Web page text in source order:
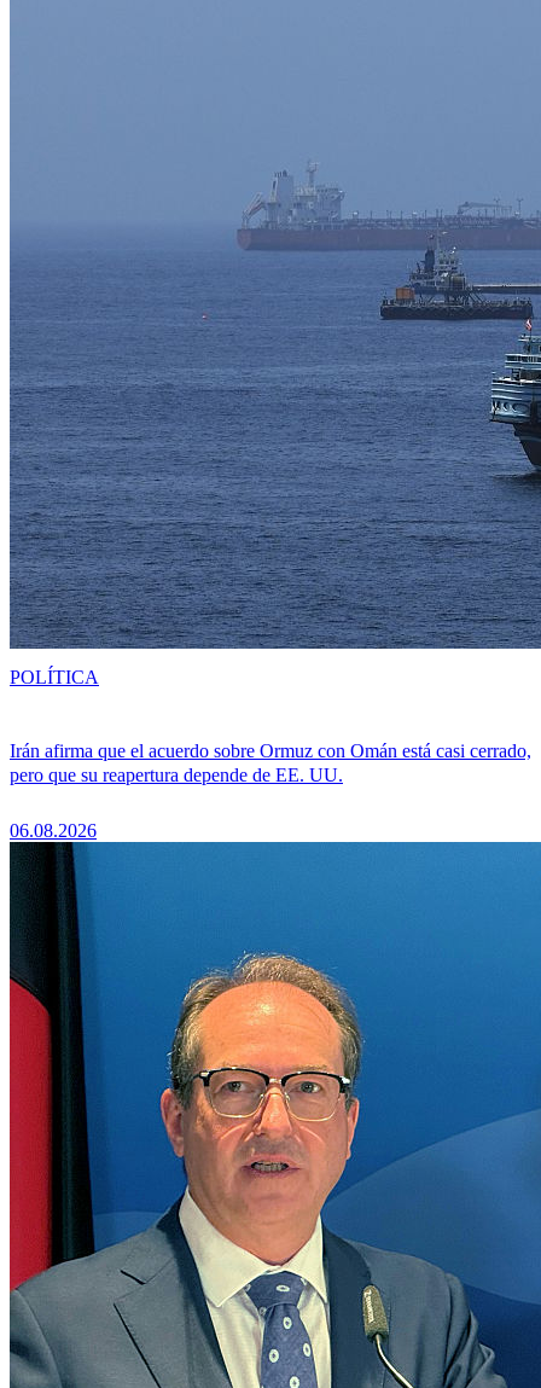
Irán afirma que el acuerdo sobre Ormuz con Omán está casi cerrado,
pero que su reapertura depende de EE. UU.
06.08.2026
POLÍTICA